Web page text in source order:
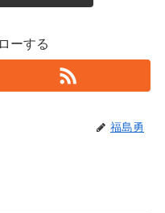
ーする
福島勇